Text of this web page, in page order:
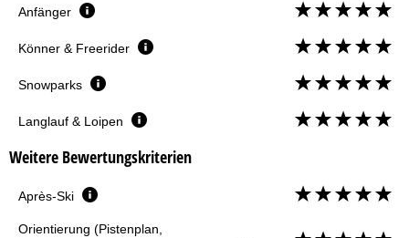
Anfänger
Könner & Freerider
Snowparks
Langlauf & Loipen
Weitere Bewertungskriterien
Après-Ski
Orientierung (Pistenplan,